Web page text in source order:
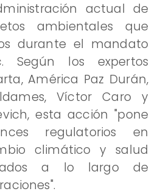
actual de
ambientales que
durante el mandato
Según los expertos
América Paz Durán,
Víctor Caro y
esta acción "pone
regulatorios en
climático y salud
a lo largo de